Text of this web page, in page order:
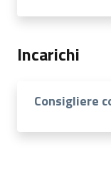
Incarichi
Consigliere